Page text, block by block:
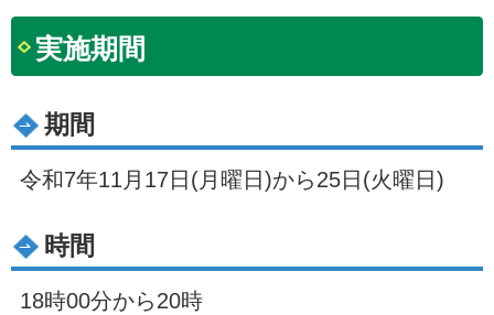
実施期間
期間
令和7年11月17日(月曜日)から25日(火曜日)
時間
18時00分から20時